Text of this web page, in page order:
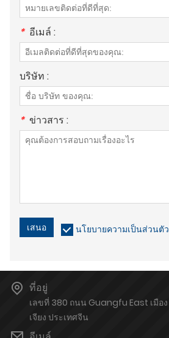
* อีเมล์ :
บริษัท :
* ข่าวสาร :
เสนอ นโยบายความเป็นส่วนตัว
ที่อยู่
เลขที่ 380 ถนน Guangfu East เมื
เจียง ประเทศจีน